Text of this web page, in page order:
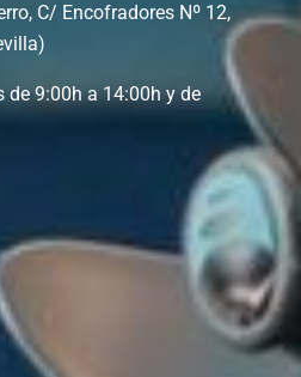
C/ Encofradores Nº 12,
de 9:00h a 14:00h y de